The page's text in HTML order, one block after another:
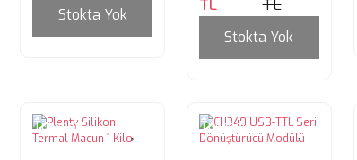
Stokta Yok
TL
TL
Stokta Yok
Tükendi Tükendi